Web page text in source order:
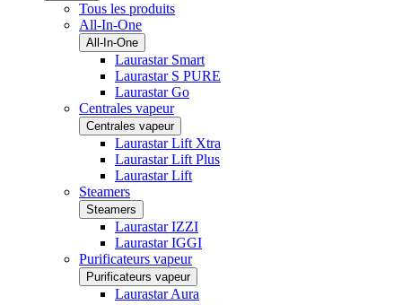
Tous les produits
All-In-One
All-In-One
Laurastar Smart
Laurastar S PURE
Laurastar Go
Centrales vapeur
Centrales vapeur
Laurastar Lift Xtra
Laurastar Lift Plus
Laurastar Lift
Steamers
Steamers
Laurastar IZZI
Laurastar IGGI
Purificateurs vapeur
Purificateurs vapeur
Laurastar Aura